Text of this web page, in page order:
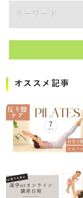
オススメ記事